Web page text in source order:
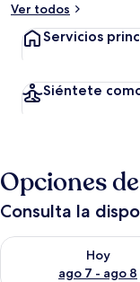
Ver todos
Servicios
Siéntete
Opciones
Consulta la
Hoy
ago 7 - ago 8
Consulta la